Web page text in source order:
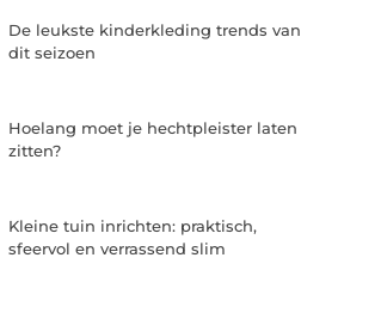
De leukste kinderkleding trends van
dit seizoen
Hoelang moet je hechtpleister laten
zitten?
Kleine tuin inrichten: praktisch,
sfeervol en verrassend slim